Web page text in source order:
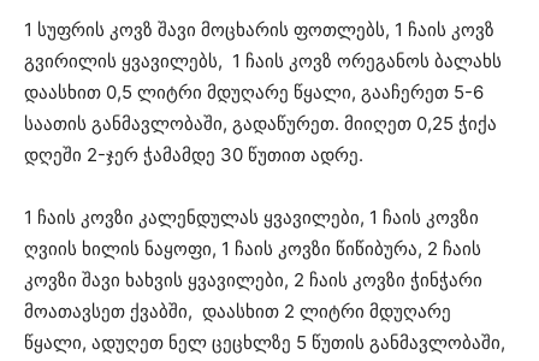
1 სუფრის კოვზ შავი მოცხარის ფოთლებს, 1 ჩაის კოვზ
გვირილის ყვავილებს, 1 ჩაის კოვზ ორეგანოს ბალახს
დაასხით 0,5 ლიტრი მდუღარე წყალი, გააჩერეთ 5-6
საათის განმავლობაში, გადაწურეთ. მიიღეთ 0,25 ჭიქა
დღეში 2-ჯერ ჭამამდე 30 წუთით ადრე.
1 ჩაის კოვზი კალენდულას ყვავილები, 1 ჩაის კოვზი
ღვიის ხილის ნაყოფი, 1 ჩაის კოვზი წიწიბურა, 2 ჩაის
კოვზი შავი ხახვის ყვავილები, 2 ჩაის კოვზი ჭინჭარი
მოათავსეთ ქვაბში, დაასხით 2 ლიტრი მდუღარე
წყალი, ადუღეთ ნელ ცეცხლზე 5 წუთის განმავლობაში,